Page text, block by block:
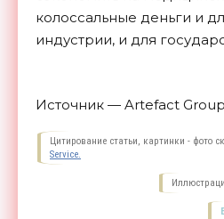
колоссальные деньги и
индустрии, и для
Источник — Artefact Group
Цитирование статьи, картинки - фото
Service.